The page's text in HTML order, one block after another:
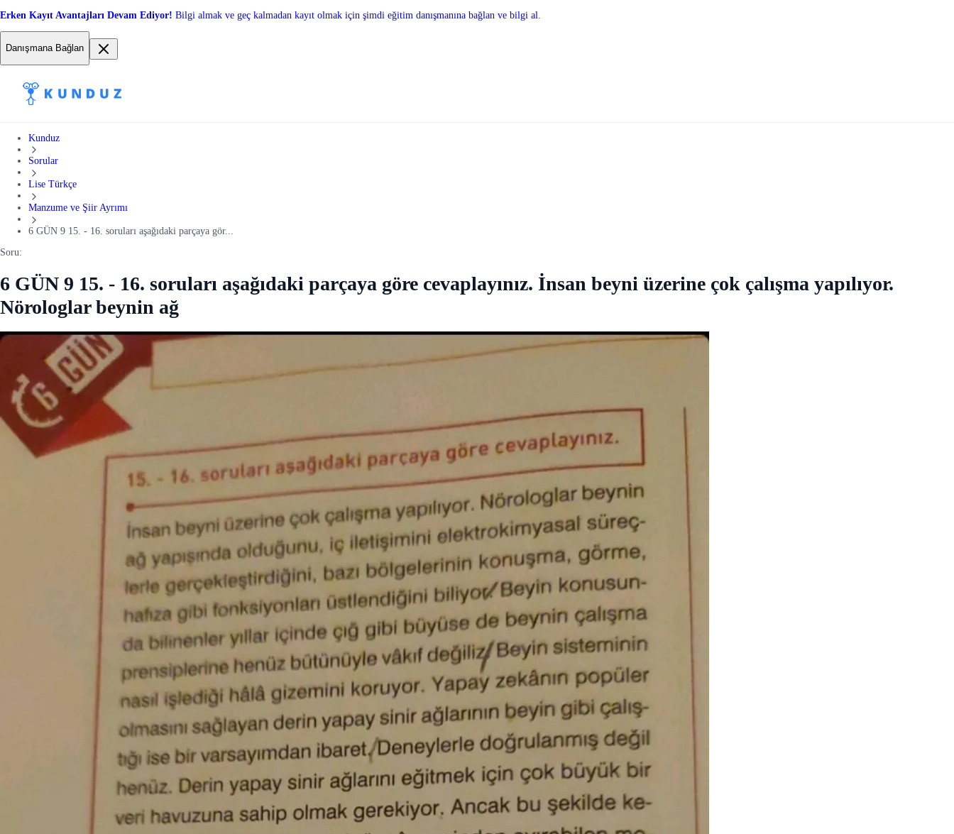
Erken Kayıt Avantajları Devam Ediyor! Bilgi almak ve geç kalmadan kayıt olmak için şimdi eğitim danışmanına bağlan ve bilgi al.
Danışmana Bağlan
Kunduz
Sorular
Lise Türkçe
Manzume ve Şiir Ayrımı
6 GÜN 9 15. - 16. soruları aşağıdaki parçaya gör...
Soru:
6 GÜN 9 15. - 16. soruları aşağıdaki parçaya göre cevaplayınız. İnsan beyni üzerine çok çalışma yapılıyor.
Nörologlar beynin ağ